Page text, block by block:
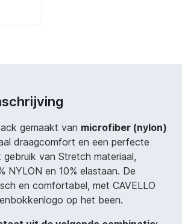
gemaakt van microfiber (nylon)
draagcomfort en een perfecte
van Stretch materiaal,
NYLON en 10% elastaan. De
en comfortabel, met CAVELLO
op het been.